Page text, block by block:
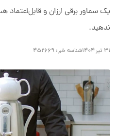
یک سماور برقی ارزان و
ندهید.
۳۱ تیر ۱۴۰۴ شناسه خبر: ۴۵۲۶۶۹